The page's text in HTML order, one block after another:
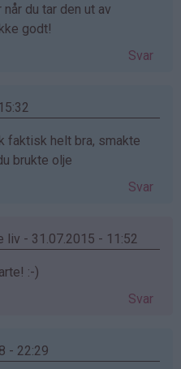
du tar den ut av
godt!
Svar
faktisk helt bra, smakte
brukte olje
Svar
liv - 31.07.2015 - 11:52
:-)
Svar
- 22:29